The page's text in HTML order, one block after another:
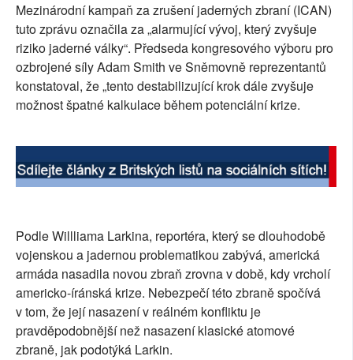
Mezinárodní kampaň za zrušení jaderných zbraní (ICAN)
tuto zprávu označila za „alarmující vývoj, který zvyšuje
riziko jaderné války“. Předseda kongresového výboru pro
ozbrojené síly Adam Smith ve Sněmovně reprezentantů
konstatoval, že „tento destabilizující krok dále zvyšuje
možnost špatné kalkulace během potenciální krize.
Podle Willliama Larkina, reportéra, který se dlouhodobě
vojenskou a jadernou problematikou zabývá, americká
armáda nasadila novou zbraň zrovna v době, kdy vrcholí
americko-íránská krize. Nebezpečí této zbraně spočívá
v tom, že její nasazení v reálném konfliktu je
pravděpodobnější než nasazení klasické atomové
zbraně, jak podotýká Larkin.